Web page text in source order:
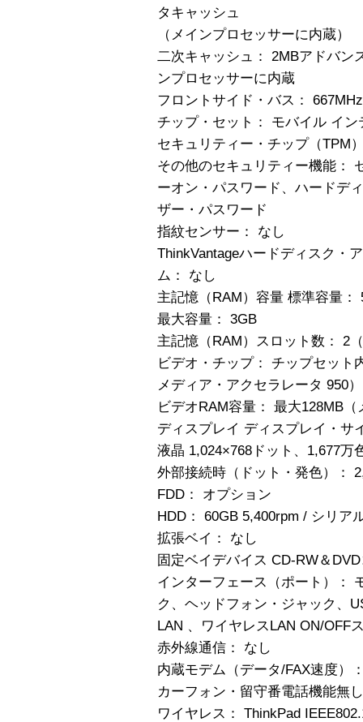
タキャッシュ
（メインプロセッサーに内蔵）
二次キャッシュ： 2MBアドバン
ンプロセッサーに内蔵
フロントサイド・バス： 667MHz
チップ・セット： モバイル イ
セキュリティー・チップ（TPM
その他のセキュリティー機能：
ーオン・パスワード、ハードデ
ザー・パスワード
指紋センサー： なし
ThinkVantageハードディスク・
ム： なし
主記憶（RAM）容量 標準容量：
最大容量： 3GB
主記憶（RAM）スロット数： 2
ビデオ・チップ： チップセット
メディア・アクセラレータ 950）
ビデオRAM容量： 最大128MB
ディスプレイ ディスプレイ・サ
液晶 1,024×768ドット、1,677万
外部接続時（ドット・発色）：
FDD： オプション
HDD： 60GB 5,400rpm / シリア
拡張ベイ： なし
固定ベイデバイス CD-RW＆
インターフェース（ポート）：
ク、ヘッドフォン・ジャック、
LAN 、ワイヤレスLAN ON/OFF
赤外線通信： なし
内蔵モデム（データ/FAX速度）
カーフォン・留守番電話機能無し
ワイヤレス： ThinkPad